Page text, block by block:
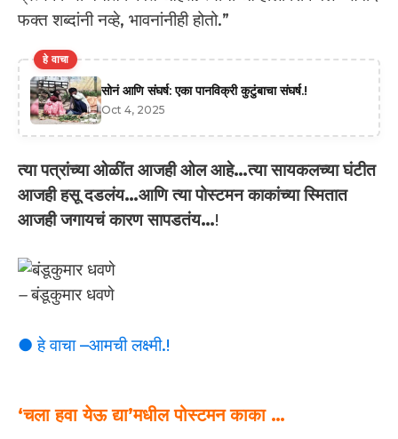
फक्त शब्दांनी नव्हे, भावनांनीही होतो.”
हे वाचा
सोनं आणि संघर्ष: एका पानविक्री कुटुंबाचा संघर्ष.!
Oct 4, 2025
त्या पत्रांच्या ओळींत आजही ओल आहे…त्या सायकलच्या घंटीत
आजही हसू दडलंय…आणि त्या पोस्टमन काकांच्या स्मितात
आजही जगायचं कारण सापडतंय…!
–बंडूकुमार धवणे
● हे वाचा –आमची लक्ष्मी.!
‘चला हवा येऊ द्या’मधील पोस्टमन काका …